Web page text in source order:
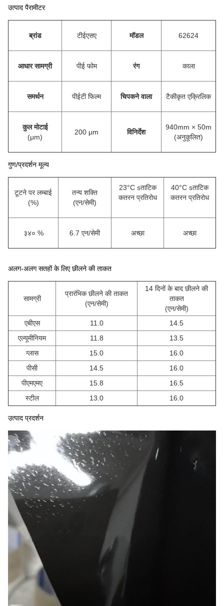
उत्पाद पैरामीटर
ब्रांड टीईएसए मॉडल 62624
आधार सामग्री पीई फोम रंग काला
समर्थन पीईटी फिल्म चिपकने वाला टैकीकृत एक्रिलिक
कुल मोटाई
(μm)
200 μm विनिर्देश
940mm × 50m
(अनुकूलित)
गुण/प्रदर्शन मूल्य
टूटने पर लम्बाई
(%)
तन्य शक्ति
(एन/सेमी)
23°C sताटिक
कतरन प्रतिरोध
40°C sताटिक
कतरन प्रतिरोध
३४० % 6.7 एन/सेमी अच्छा अच्छा
अलग-अलग सतहों के लिए छीलने की ताकत
सामग्री
प्रारंभिक छीलने की ताकत
(एन/सेमी)
14 दिनों के बाद छीलने की
ताकत
(एन/सेमी)
एबीएस
11.0
14.5
एल्यूमीनियम
11.8
13.5
ग्लास
15.0
16.0
पीसी
14.5
16.0
पीएमएमए
15.8
16.5
स्टील
13.0 16.0
उत्पाद प्रदर्शन